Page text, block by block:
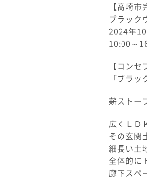
【高崎市
ブラック
2024年
10:00～
【コンセ
「ブラ
薪ストー
広くＬＤ
その玄関
細長い土
全体的に
廊下スペ